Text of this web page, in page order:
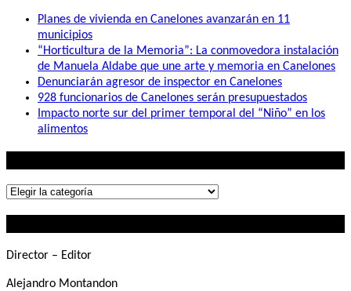
Planes de vivienda en Canelones avanzarán en 11
municipios
“Horticultura de la Memoria”: La conmovedora instalación
de Manuela Aldabe que une arte y memoria en Canelones
Denunciarán agresor de inspector en Canelones
928 funcionarios de Canelones serán presupuestados
Impacto norte sur del primer temporal del “Niño” en los
alimentos
Lo
Director – Editor
Alejandro Montandon